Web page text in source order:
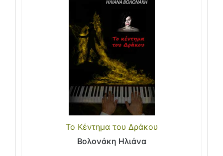
Το Κέντημα του Δράκου
Βολονάκη Ηλιάνα